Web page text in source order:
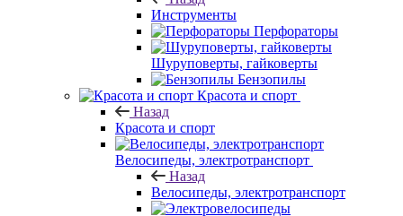
Инструменты
Перфораторы
Шуруповерты, гайковерты
Бензопилы
Красота и спорт
Назад
Красота и спорт
Велосипеды, электротранспорт
Назад
Велосипеды, электротранспорт